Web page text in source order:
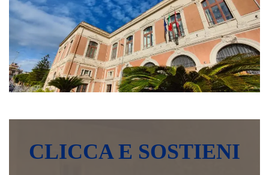
CLICCA E SOSTIENI